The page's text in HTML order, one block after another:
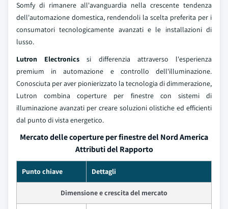
Somfy di rimanere all'avanguardia nella crescente tendenza
dell'automazione domestica, rendendoli la scelta preferita per i
consumatori tecnologicamente avanzati e le installazioni di
lusso.
Lutron Electronics si differenzia attraverso l'esperienza
premium in automazione e controllo dell'illuminazione.
Conosciuta per aver pionierizzato la tecnologia di dimmerazione,
Lutron combina coperture per finestre con sistemi di
illuminazione avanzati per creare soluzioni olistiche ed efficienti
dal punto di vista energetico.
Mercato delle coperture per finestre del Nord America
Attributi del Rapporto
Punto chiave Dettagli
Dimensione e crescita del mercato